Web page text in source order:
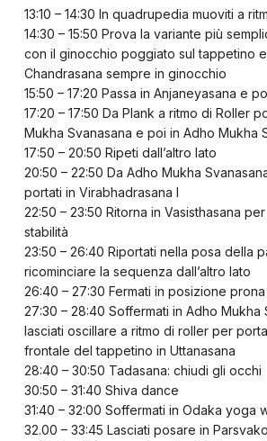
13:10 – 14:30 In quadrupedia muoviti a
14:30 – 15:50 Prova la variante più
con il ginocchio poggiato sul tappetino
Chandrasana sempre in ginocchio
15:50 – 17:20 Passa in Anjaneyasana e
17:20 – 17:50 Da Plank a ritmo di Roller
Mukha Svanasana e poi in Adho Mukha
17:50 – 20:50 Ripeti dall’altro lato
20:50 – 22:50 Da Adho Mukha
portati in Virabhadrasana I
22:50 – 23:50 Ritorna in Vasisthasana
stabilità
23:50 – 26:40 Riportati nella posa della
ricominciare la sequenza dall’altro lato
26:40 – 27:30 Fermati in posizione
27:30 – 28:40 Soffermati in Adho Mukha
lasciati oscillare a ritmo di roller per
frontale del tappetino in Uttanasana
28:40 – 30:50 Tadasana: chiudi gli occhi
30:50 – 31:40 Shiva dance
31:40 – 32:00 Soffermati in Odaka yoga
32.00 – 33:45 Lasciati posare in